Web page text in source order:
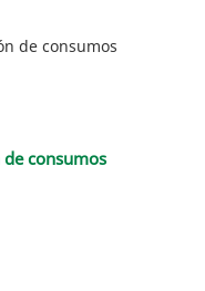
de consumos
consumos